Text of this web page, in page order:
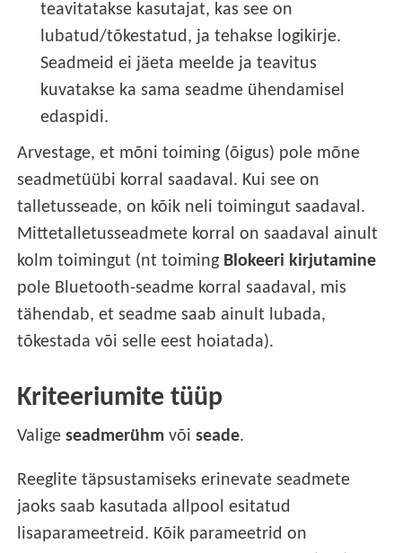
teavitatakse kasutajat, kas see on
lubatud/tõkestatud, ja tehakse logikirje.
Seadmeid ei jäeta meelde ja teavitus
kuvatakse ka sama seadme ühendamisel
edaspidi.
Arvestage, et mõni toiming (õigus) pole mõne
seadmetüübi korral saadaval. Kui see on
talletusseade, on kõik neli toimingut saadaval.
Mittetalletusseadmete korral on saadaval ainult
kolm toimingut (nt toiming Blokeeri kirjutamine
pole Bluetooth-seadme korral saadaval, mis
tähendab, et seadme saab ainult lubada,
tõkestada või selle eest hoiatada).
Kriteeriumite tüüp
Valigeseadmerühm võiseade.
Reeglite täpsustamiseks erinevate seadmete
jaoks saab kasutada allpool esitatud
lisaparameetreid. Kõik parameetrid on